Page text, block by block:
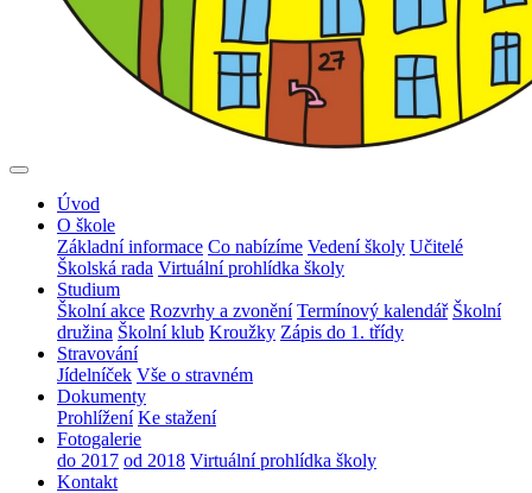
Úvod
O škole
Základní informace Co nabízíme Vedení školy Učitelé
Školská rada Virtuální prohlídka školy
Studium
Školní akce Rozvrhy a zvonění Termínový kalendář Školní
družina Školní klub Kroužky Zápis do 1. třídy
Stravování
Jídelníček Vše o stravném
Dokumenty
Prohlížení Ke stažení
Fotogalerie
do 2017 od 2018 Virtuální prohlídka školy
Kontakt